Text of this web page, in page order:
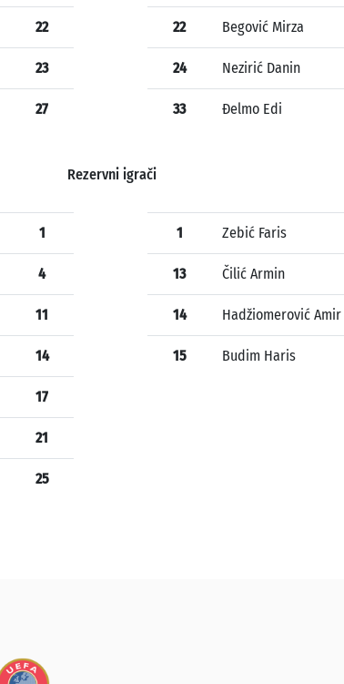
22
23
27
22 Begović Mirza
24 Nezirić Danin
33 Đelmo Edi
Rezervni igrači
1
4
11
14
17
21
25
1 Zebić Faris
13 Čilić Armin
14 Hadžiomerović Amir
15 Budim Haris